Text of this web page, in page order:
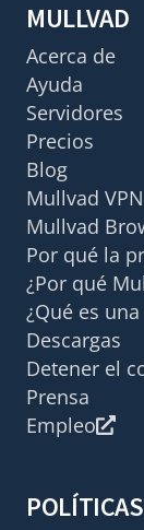
MULLVAD
Acerca de
Ayuda
Servidores
Precios
Blog
Mullvad VPN
Mullvad
Por qué la
¿Por qué
¿Qué es una
Descargas
Detener el
Prensa
Empleo
POLÍTICAS